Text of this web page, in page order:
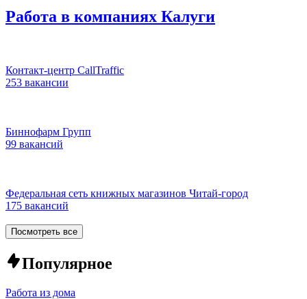
Работа в компаниях Калуги
Контакт-центр CallTraffic
253 вакансии
Биннофарм Групп
99 вакансий
Федеральная сеть книжных магазинов Читай-город
175 вакансий
Посмотреть все
Популярное
Работа из дома